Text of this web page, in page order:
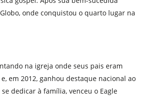
onde conquistou o quarto lugar na
na igreja onde seus pais eram
em 2012, ganhou destaque nacional ao
dedicar à família, venceu o Eagle